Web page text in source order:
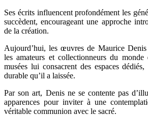
Ses écrits influencent profondément les
succèdent, encourageant une approche
de la création.
Aujourd’hui, les œuvres de Maurice Denis
les amateurs et collectionneurs du
musées lui consacrent des espaces
durable qu’il a laissée.
Par son art, Denis ne se contente pas
apparences pour inviter à une
véritable communion avec le sacré.